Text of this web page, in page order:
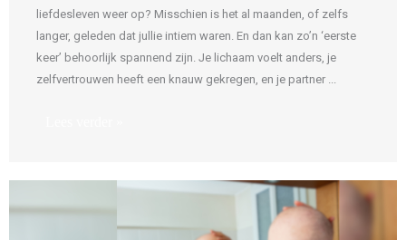
liefdesleven weer op? Misschien is het al maanden, of zelfs
langer, geleden dat jullie intiem waren. En dan kan zo’n ‘eerste
keer’ behoorlijk spannend zijn. Je lichaam voelt anders, je
zelfvertrouwen heeft een knauw gekregen, en je partner ...